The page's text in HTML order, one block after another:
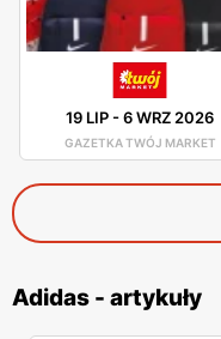
19 LIP-6 WRZ 2026
GAZETKA TWÓJ MARKET
Adidas - artykuły